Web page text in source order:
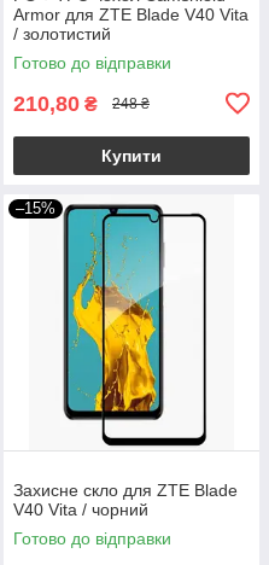
Armor для ZTE Blade V40 Vita
/ золотистий
Готово до відправки
210,80 ₴ 248 ₴
Купити
–15%
Захисне скло для ZTE Blade
V40 Vita / чорний
Готово до відправки